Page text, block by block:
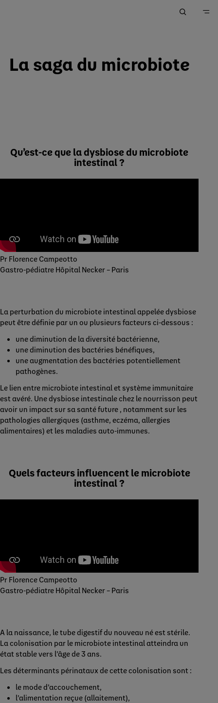
Les études cliniques sur nos produits
La saga du microbiote
Qu’est-ce que la dysbiose du microbiote
intestinal ?
Pr Florence Campeotto
Gastro-pédiatre Hôpital Necker – Paris
La perturbation du microbiote intestinal appelée dysbiose
peut être définie par un ou plusieurs facteurs ci-dessous :
une diminution de la diversité bactérienne,
une diminution des bactéries bénéfiques,
une augmentation des bactéries potentiellement
pathogènes.
Le lien entre microbiote intestinal et système immunitaire
est avéré. Une dysbiose intestinale chez le nourrisson peut
avoir un impact sur sa santé future , notamment sur les
pathologies allergiques (asthme, eczéma, allergies
alimentaires) et les maladies auto-immunes.
Quels facteurs influencent le microbiote
intestinal ?
Pr Florence Campeotto
Gastro-pédiatre Hôpital Necker – Paris
A la naissance, le tube digestif du nouveau né est stérile.
La colonisation par le microbiote intestinal atteindra un
état stable vers l’âge de 3 ans.
Les déterminants périnataux de cette colonisation sont :
le mode d’accouchement,
l’alimentation reçue (allaitement),